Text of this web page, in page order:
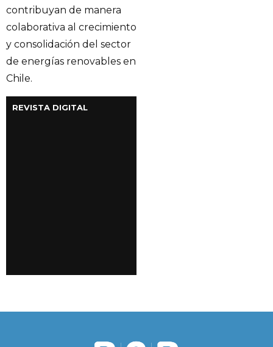
contribuyan de manera
colaborativa al crecimiento
y consolidación del sector
de energías renovables en
Chile.
REVISTA DIGITAL